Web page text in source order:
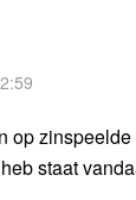
op
staat